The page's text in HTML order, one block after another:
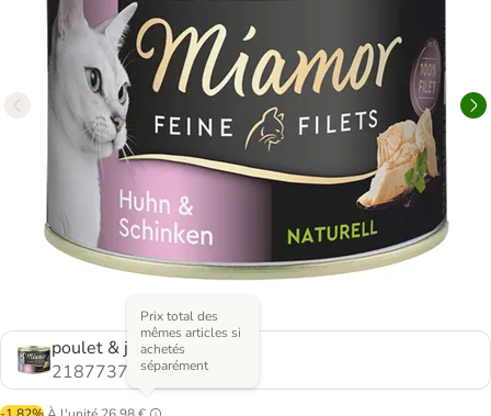
poulet & jambon
2187737.1
Prix total des
mêmes articles si
achetés
séparément